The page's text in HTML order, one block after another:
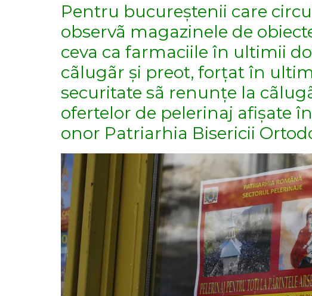
Pentru bucureștenii care
observã magazinele de
ceva ca farmaciile în ultimii
cãlugãr și preot, forțat în
securitate sã renunțe la
ofertelor de pelerinaj afișate
onor Patriarhia Bisericii